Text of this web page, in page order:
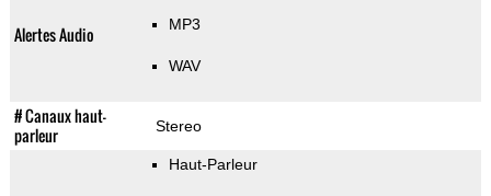
Alertes Audio MP3
WAV
# Canaux haut-
parleur
Stereo
Haut-Parleur